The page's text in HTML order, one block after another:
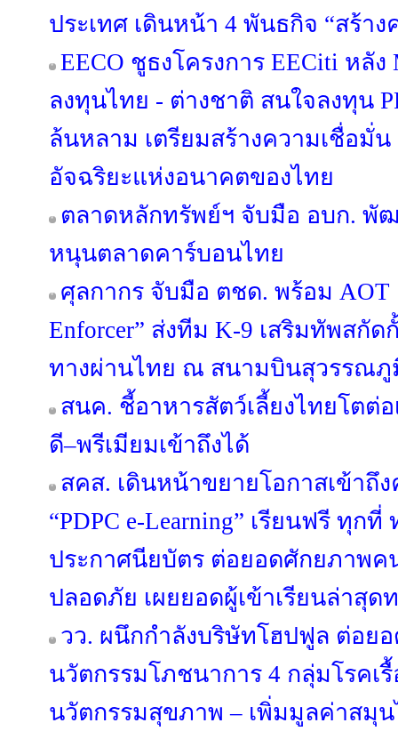
ประเทศ เดินหน้า 4 พันธกิจ “สร้าง
EECO ชูธงโครงการ EECiti หลัง
ลงทุนไทย - ต่างชาติ สนใจลงทุน
ล้นหลาม เตรียมสร้างความเชื่อมั่น
อัจฉริยะแห่งอนาคตของไทย
ตลาดหลักทรัพย์ฯ จับมือ อบก. พั
หนุนตลาดคาร์บอนไทย
ศุลกากร จับมือ ตชด. พร้อม AOT
Enforcer” ส่งทีม K-9 เสริมทัพสกั
ทางผ่านไทย ณ สนามบินสุวรรณภู
สนค. ชี้อาหารสัตว์เลี้ยงไทยโตต่
ดี–พรีเมียมเข้าถึงได้
สคส. เดินหน้าขยายโอกาสเข้าถึง
“PDPC e-Learning” เรียนฟรี ทุกที่
ประกาศนียบัตร ต่อยอดศักยภาพ
ปลอดภัย เผยยอดผู้เข้าเรียนล่าสุด
วว. ผนึกกำลังบริษัทโฮปฟูล ต่อย
นวัตกรรมโภชนาการ 4 กลุ่มโรคเรื้
นวัตกรรมสุขภาพ – เพิ่มมูลค่าสมุ